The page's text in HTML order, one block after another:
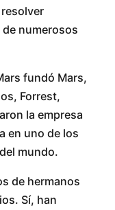
numerosos
fundó Mars,
Forrest,
la empresa
en uno de los
mundo.
de hermanos
Sí, han